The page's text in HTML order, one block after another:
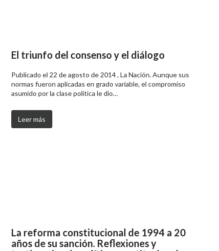
El triunfo del consenso y el diálogo
Publicado el 22 de agosto de 2014 , La Nación. Aunque sus
normas fueron aplicadas en grado variable, el compromiso
asumido por la clase política le dio…
Leer más
La reforma constitucional de 1994 a 20
años de su sanción. Reflexiones y